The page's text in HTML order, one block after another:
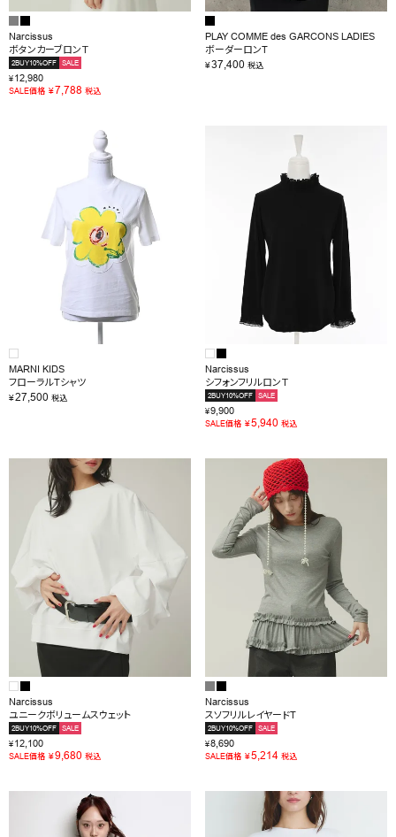
Narcissus
ボタンカーブロンＴ
2BUY10%OFF SALE
¥12,980
SALE価格 ¥7,788 税込
PLAY COMME des GARCONS LADIES
ボーダーロンT
¥37,400 税込
MARNI KIDS
フローラルTシャツ
¥27,500 税込
Narcissus
シフォンフリルロンＴ
2BUY10%OFF SALE
¥9,900
SALE価格 ¥5,940 税込
Narcissus
ユニークボリュームスウェット
2BUY10%OFF SALE
¥12,100
SALE価格 ¥9,680 税込
Narcissus
スソフリルレイヤードT
2BUY10%OFF SALE
¥8,690
SALE価格 ¥5,214 税込